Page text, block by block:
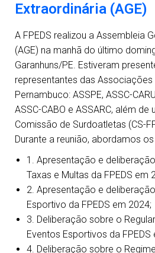
Extraordinária (AGE)
A FPEDS realizou a Assembleia
(AGE) na manhã do último
Garanhuns/PE. Estiveram
representantes das
Pernambuco: ASSPE, ASSC-
ASSC-CABO e ASSARC, além
Comissão de Surdoatletas (CS-
Durante a reunião, abordamos
1. Apresentação e
Taxas e Multas da FPEDS em
2. Apresentação e
Esportivo da FPEDS em 2024;
3. Deliberação sobre o
Eventos Esportivos da FPEDS
4. Deliberação sobre o